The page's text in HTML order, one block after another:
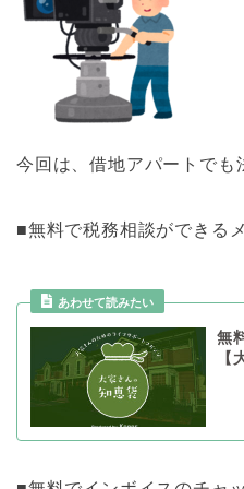
今回は、借地アパートでも
■無料で税務相談ができる
あわせて読みたい
無
【